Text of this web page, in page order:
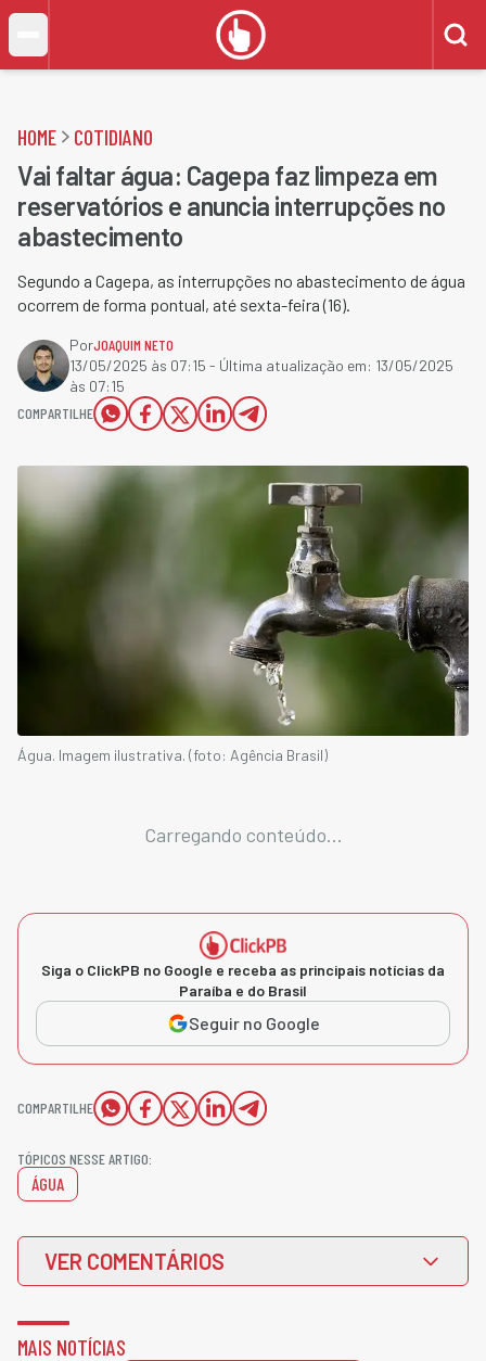
HOME COTIDIANO
Vai faltar água: Cagepa faz limpeza em
reservatórios e anuncia interrupções no
abastecimento
Segundo a Cagepa, as interrupções no abastecimento de água
ocorrem de forma pontual, até sexta-feira (16).
PorJOAQUIM NETO
13/05/2025 às 07:15 - Última atualização em: 13/05/2025
às 07:15
COMPARTILHE
Água. Imagem ilustrativa. (foto: Agência Brasil)
Carregando conteúdo...
Siga o ClickPB no Google e receba as principais notícias da
Paraíba e do Brasil
Seguir no Google
COMPARTILHE
TÓPICOS NESSE ARTIGO:
ÁGUA
VER COMENTÁRIOS
MAIS NOTÍCIAS